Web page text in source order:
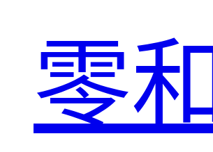
零和